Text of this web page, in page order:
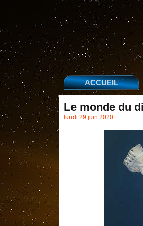
ACCUEIL
Le monde du
lundi 29 juin 2020